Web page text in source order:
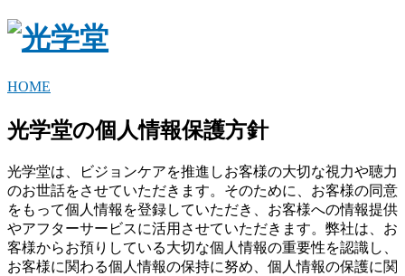
HOME
光学堂の個人情報保護方針
光学堂は、ビジョンケアを推進しお客様の大切な視力や聴力
のお世話をさせていただきます。そのために、お客様の同意
をもって個人情報を登録していただき、お客様への情報提供
やアフターサービスに活用させていただきます。弊社は、お
客様からお預りしている大切な個人情報の重要性を認識し、
お客様に関わる個人情報の保持に努め、個人情報の保護に関